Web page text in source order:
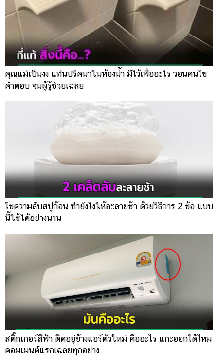
คุณแม่เป็นงง แท่นปริศนาในห้องน้ำ มีไว้เพื่ออะไร วอนคนไข
คำตอบ จนผู้รู้ช่วยเฉลย
ไขความลับสบู่ก้อน ทำยังไงให้ละลายช้า ด้วยวิธีการ 2 ข้อ แบบ
นี้ใช้ได้อย่างนาน
สติ๊กเกอร์สีฟ้า ติดอยู่ข้างแอร์ตัวใหม่ คืออะไร แกะออกได้ไหม
คอมเมนต์แรกเฉลยทุกอย่าง